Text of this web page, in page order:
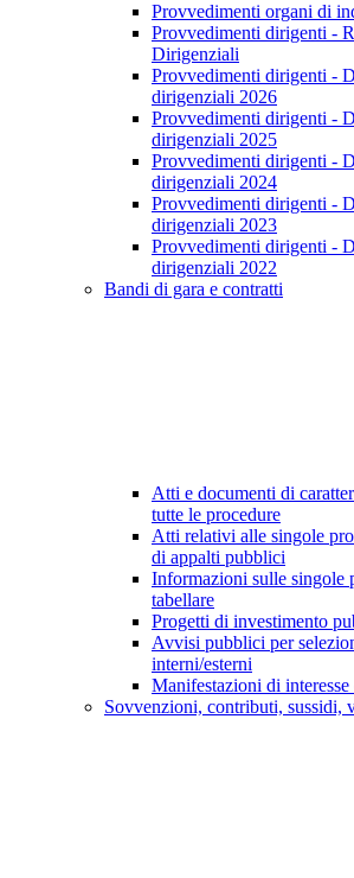
Provvedimenti organi di
Provvedimenti dirigenti -
Dirigenziali
Provvedimenti dirigenti -
dirigenziali 2026
Provvedimenti dirigenti -
dirigenziali 2025
Provvedimenti dirigenti -
dirigenziali 2024
Provvedimenti dirigenti -
dirigenziali 2023
Provvedimenti dirigenti -
dirigenziali 2022
Bandi di gara e contratti
Atti e documenti di
tutte le procedure
Atti relativi alle singole
di appalti pubblici
Informazioni sulle singole
tabellare
Progetti di investimento
Avvisi pubblici per
interni/esterni
Manifestazioni di
Sovvenzioni, contributi, sussidi,